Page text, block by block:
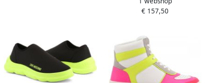
Zomer Collectie Wit Dames
€ 157,50